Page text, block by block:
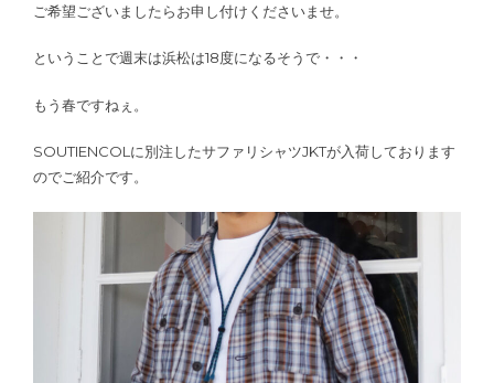
ご希望ございましたらお申し付けくださいませ。
ということで週末は浜松は18度になるそうで・・・
もう春ですねぇ。
SOUTIENCOLに別注したサファリシャツJKTが入荷しております
のでご紹介です。